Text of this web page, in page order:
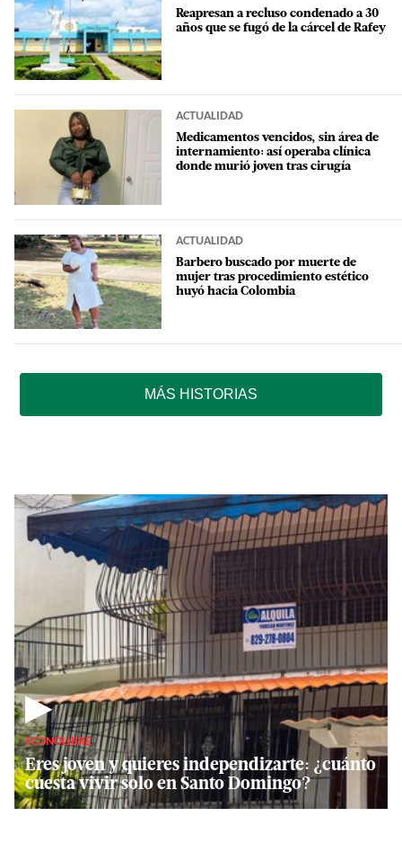
Reapresan a recluso condenado a 30
años que se fugó de la cárcel de Rafey
ACTUALIDAD
Medicamentos vencidos, sin área de
internamiento: así operaba clínica
donde murió joven tras cirugía
ACTUALIDAD
Barbero buscado por muerte de
mujer tras procedimiento estético
huyó hacia Colombia
MÁS HISTORIAS
▶
ECONOLIBRE
Eres joven y quieres independizarte: ¿cuánto
cuesta vivir solo en Santo Domingo?